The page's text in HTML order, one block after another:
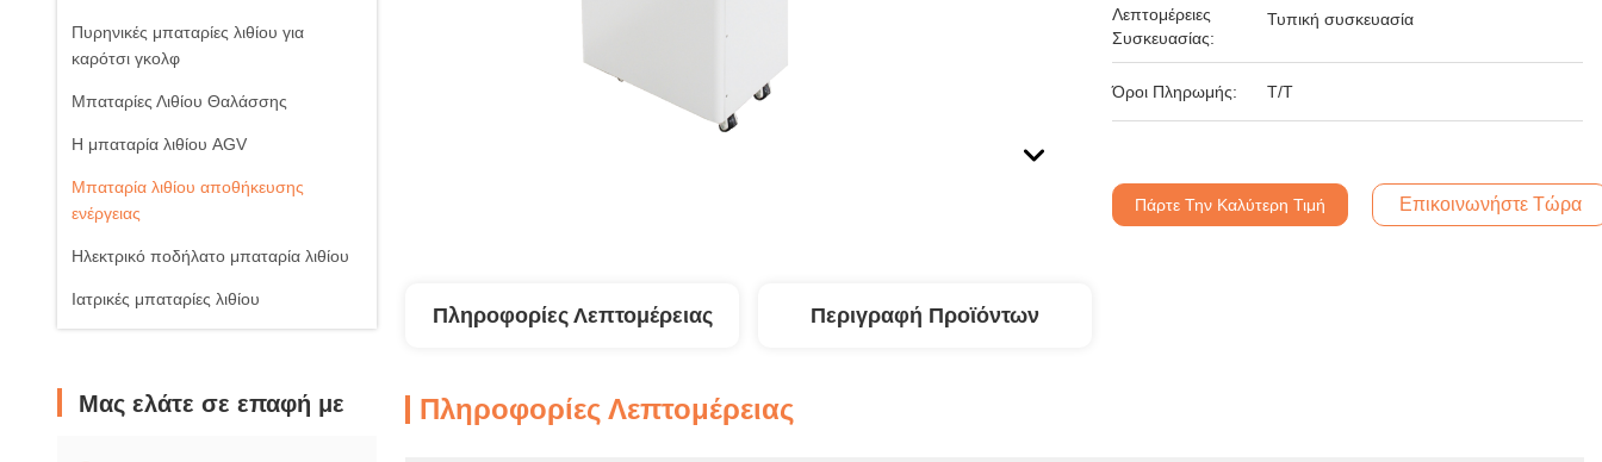
Πυρηνικές μπαταρίες λιθίου για
καρότσι γκολφ
Μπαταρίες Λιθίου Θαλάσσης
Η μπαταρία λιθίου AGV
Μπαταρία λιθίου αποθήκευσης
ενέργειας
Ηλεκτρικό ποδήλατο μπαταρία λιθίου
Ιατρικές μπαταρίες λιθίου
Μας ελάτε σε επαφή με
Λεπτομέρειες
Συσκευασίας:
Τυπική συσκευασία
Όροι Πληρωμής: T/T
Πάρτε Την Καλύτερη Τιμή Επικοινωνήστε Τώρα
Πληροφορίες Λεπτομέρειας Περιγραφή Προϊόντων
Πληροφορίες Λεπτομέρειας